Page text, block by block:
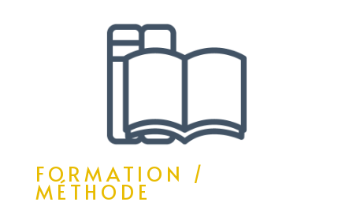
FORMATION /
MÉTHODE